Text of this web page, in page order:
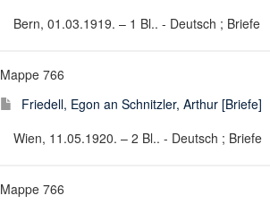
Bern, 01.03.1919. – 1 Bl.. - Deutsch ; Briefe
Mappe 766
Friedell, Egon an Schnitzler, Arthur [Briefe]
Wien, 11.05.1920. – 2 Bl.. - Deutsch ; Briefe
Mappe 766